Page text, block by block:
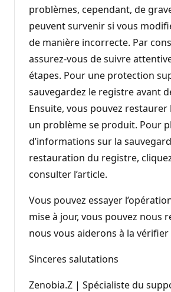
problèmes, cependant, de
peuvent survenir si vous
de manière incorrecte. Par
assurez-vous de suivre
étapes. Pour une protection
sauvegardez le registre avant
Ensuite, vous pouvez restaurer
un problème se produit. Pour
d’informations sur la
restauration du registre,
consulter l’article.
Vous pouvez essayer
mise à jour, vous pouvez nous
nous vous aiderons à la
Sinceres salutations
Zenobia.Z | Spécialiste du